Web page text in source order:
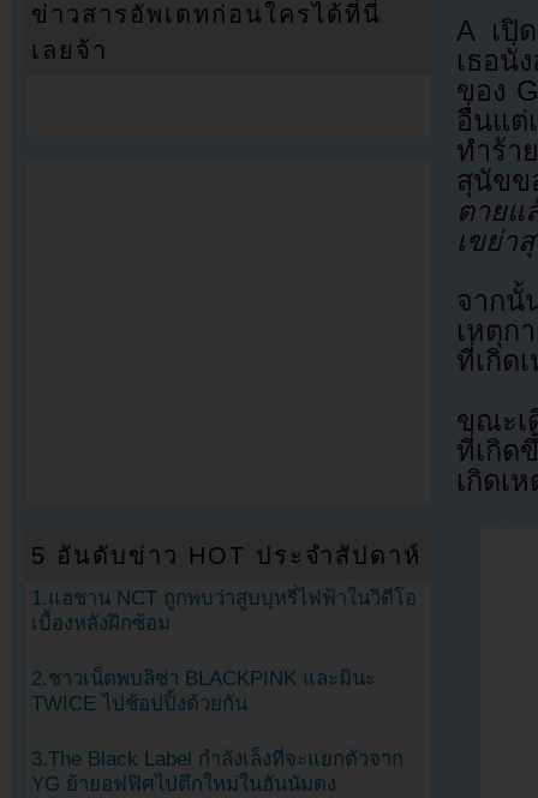
A เปิ
เธอนั่
ของ
อื่นแต่
ทำร้า
สุนัขข
ตาย
เขย่า
จาก
เหตุก
ที่เกิด
ขณะเ
ที่เกิด
เกิดเ
ข่าวสารอัพเดทก่อนใครได้ที่นี่
เลยจ้า
5 อันดับข่าว HOT ประจำสัปดาห์
1.แฮชาน NCT ถูกพบว่าสูบบุหรี่ไฟฟ้าในวิดีโอ
เบื้องหลังฝึกซ้อม
2.ชาวเน็ตพบลิซ่า BLACKPINK และมินะ
TWICE ไปช้อปปิ้งด้วยกัน
3.The Black Label กำลังเล็งที่จะแยกตัวจาก
YG ย้ายอฟฟิศไปตึกใหม่ในฮันนัมดง